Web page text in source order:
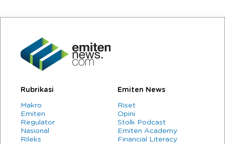
Rubrikasi
Makro
Emiten
Regulator
Nasional
Rileks
Emiten News
Riset
Opini
Stolk Podcast
Emiten Academy
Financial Literacy